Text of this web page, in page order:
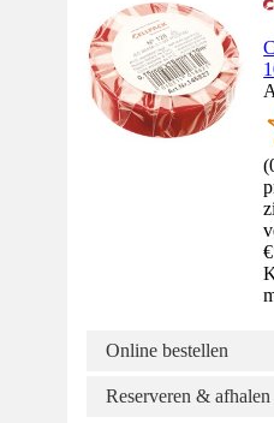
(
€
Online bestellen
Reserveren & afhalen